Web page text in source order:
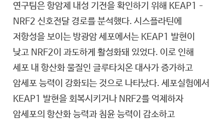
연구팀은 항암제 내성 기전을 확인하기 위해 KEAP1–
NRF2 신호전달 경로를 분석했다. 시스플라틴에
저항성을 보이는 방광암 세포에서는 KEAP1 발현이
낮고 NRF2이 과도하게 활성화돼 있었다. 이로 인해
세포 내 항산화 물질인 글루타치온 대사가 증가하고
암세포 능력이 강화되는 것으로 나타났다. 세포실험에서
KEAP1 발현을 회복시키거나 NRF2를 억제하자
암세포의 항산화 능력과 침윤 능력이 감소하고